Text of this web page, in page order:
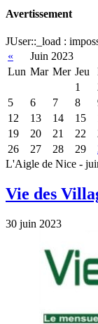
Avertissement
JUser::_load :
«
Juin 2023
Lun Mar Mer Jeu
1
5
6 7 8
12
13 14 15
19
20 21 22
26
27 28 29
L'Aigle de Nice -
Vie des
30 juin 2023